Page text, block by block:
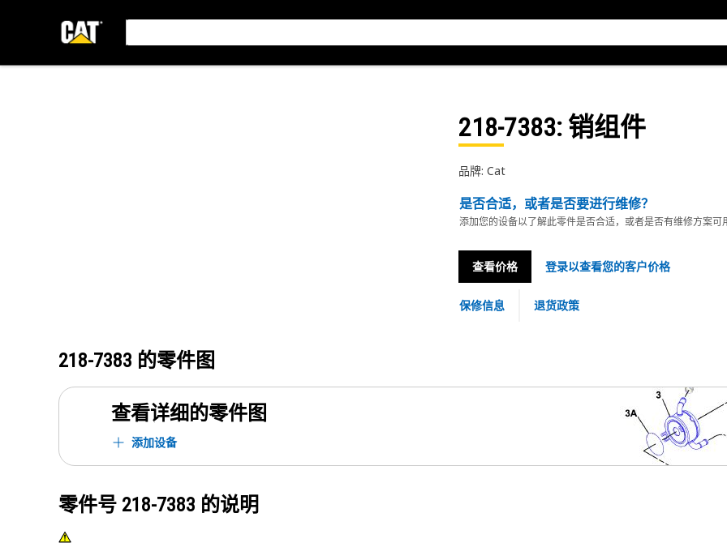
218-7383: 销组件
品牌: Cat
是否合适，或者是否要进行维修？
添加您的设备以了解此零件是否合适，或者是否有维修方案可
查看价格 登录以查看您的客户价格
保修信息 退货政策
218-7383 的零件图
查看详细的零件图
添加设备
零件号 218-7383 的说明